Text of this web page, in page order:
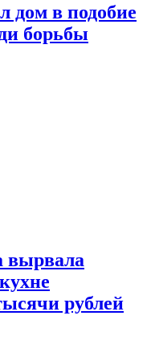
дом в подобие
борьбы
вырвала
рублей